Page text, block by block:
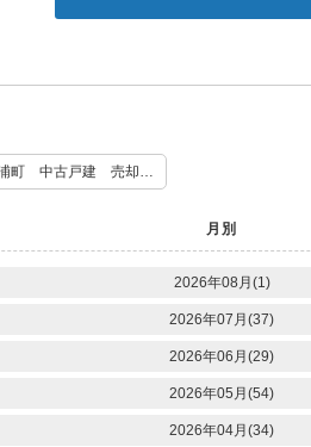
[宇都宮市東浦町 中古戸建 売却査定のご依頼ありがとうございます！] 次の記事 ＞
月別
2026年08月(1)
2026年07月(37)
2026年06月(29)
2026年05月(54)
2026年04月(34)